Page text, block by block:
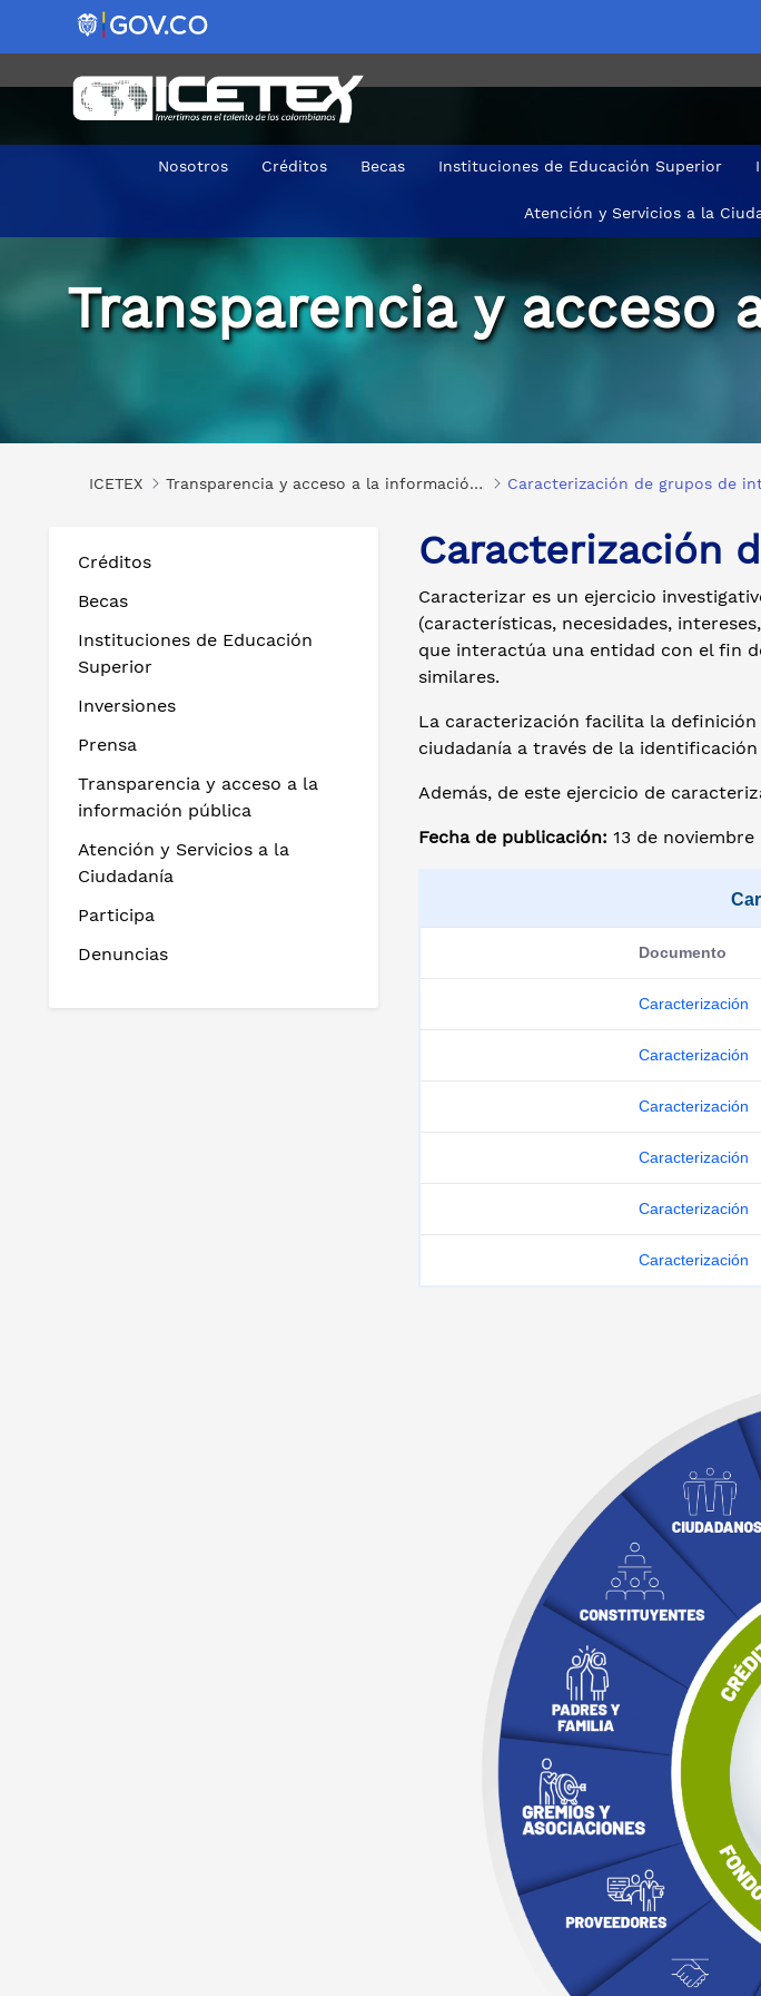
Nosotros Créditos Becas Instituciones de Educación Superior
Atención y Servicios a la
Caracterización de grupos de interés y de valor
Transparencia y
ICETEX Transparencia y acceso a la información pública
Créditos
Becas
Instituciones de Educación
Superior
Inversiones
Prensa
Transparencia y acceso a la
información pública
Atención y Servicios a la
Ciudadanía
Participa
Denuncias
Caracterización
Caracterizar es un ejercicio
(características, necesidades,
que interactúa una entidad con el fin
similares.
La caracterización facilita la
ciudadanía a través de la
Además, de este ejercicio de
Fecha de publicación: 13 de noviembre
Documento
Caracterización
Caracterización
Caracterización
Caracterización
Caracterización
Caracterización